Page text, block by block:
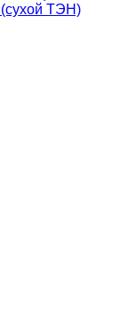
(сухой ТЭН)